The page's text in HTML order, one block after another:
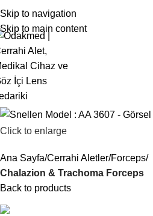
Skip to navigation
Skip to main content
ENTR
Click to enlarge
Ana Sayfa Cerrahi Aletler Forceps
Chalazion & Trachoma Forceps
Back to products